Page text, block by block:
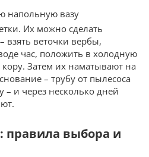
напольную вазу
Их можно сделать
взять веточки вербы,
час, положить в холодную
Затем их наматывают на
– трубу от пылесоса
и через несколько дней
правила выбора и